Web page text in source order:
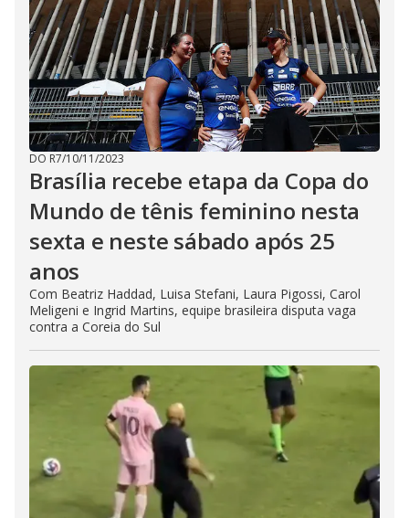
DO R7/10/11/2023
Brasília recebe etapa da Copa do
Mundo de tênis feminino nesta
sexta e neste sábado após 25
anos
Com Beatriz Haddad, Luisa Stefani, Laura Pigossi, Carol
Meligeni e Ingrid Martins, equipe brasileira disputa vaga
contra a Coreia do Sul